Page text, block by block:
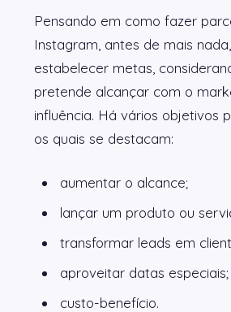
Pensando em como fazer
Instagram, antes de mais
estabelecer metas,
pretende alcançar com o
influência. Há vários objetivos
os quais se destacam:
aumentar o alcance;
lançar um produto ou
transformar leads em
aproveitar datas especiais;
custo-benefício.